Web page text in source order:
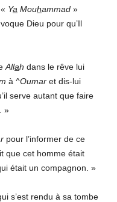
Ya Mouhammad »
Dieu pour qu’Il
Allah dans le rêve lui
à ^Oumar et dis-lui
serve autant que faire
»
pour l’informer de ce
que cet homme était
était un compagnon. »
s’est rendu à sa tombe